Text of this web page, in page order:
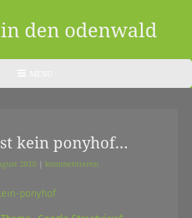
den odenwald
kein ponyhof…
2010 | kommentieren